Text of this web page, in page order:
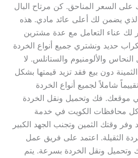
السعر المناحق. كن مرتاح البال
يضمن لك أعلى عائد مادي. هذه
لك عناء التعامل مع عدة مشترين
حديد ونشتري جميع أنواع الخردة
النحاس والألومنيوم والستانلس. لا
دون بيع فقد تزيد قيمتها بشكل
شاملاً لجميع أنواع الخردة
في موقعك. فك وتحميل ونقل الخردة
محافظات الكويت في خدمة
وقتك الثمين وتجنب الجهد الكبير
الثقيلة. اعتمد على فريق عمل
ونقل الخردة بسرعة. يتم